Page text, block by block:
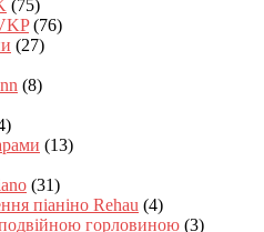
(75)
(76)
(27)
(8)
(13)
(31)
піаніно Rehau (4)
горловиною (3)